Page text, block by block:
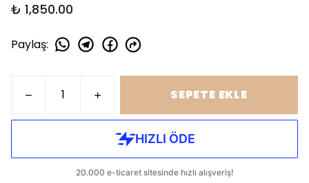
₺ 1,850.00
Paylaş:
SEPETE EKLE